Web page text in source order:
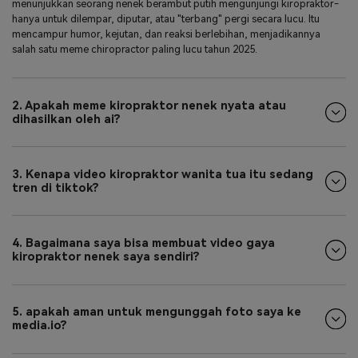
menunjukkan seorang nenek berambut putih mengunjungi kiropraktor-
hanya untuk dilempar, diputar, atau "terbang" pergi secara lucu. Itu
mencampur humor, kejutan, dan reaksi berlebihan, menjadikannya
salah satu meme chiropractor paling lucu tahun 2025.
2. Apakah meme kiropraktor nenek nyata atau
dihasilkan oleh ai?
3. Kenapa video kiropraktor wanita tua itu sedang
tren di tiktok?
4. Bagaimana saya bisa membuat video gaya
kiropraktor nenek saya sendiri?
5. apakah aman untuk mengunggah foto saya ke
media.io?